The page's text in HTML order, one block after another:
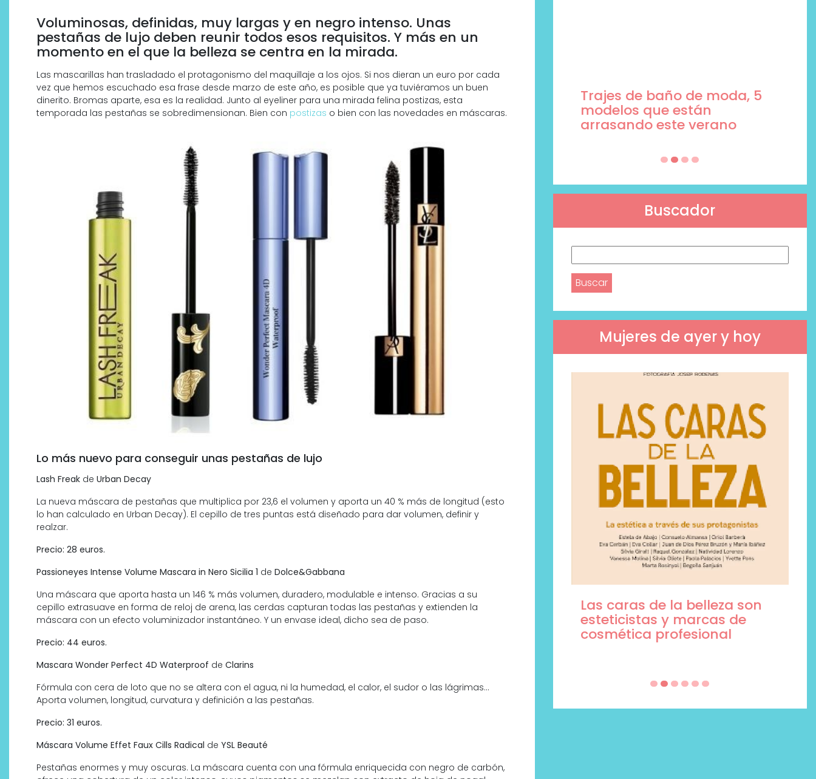
Voluminosas, definidas, muy largas y en negro intenso. Unas
pestañas de lujo deben reunir todos esos requisitos. Y más en un
momento en el que la belleza se centra en la mirada.
Las mascarillas han trasladado el protagonismo del maquillaje a los ojos. Si nos dieran un euro por cada
vez que hemos escuchado esa frase desde marzo de este año, es posible que ya tuviéramos un buen
dinerito. Bromas aparte, esa es la realidad. Junto al eyeliner para una mirada felina postizas, esta
temporada las pestañas se sobredimensionan. Bien con postizas o bien con las novedades en máscaras.
Lo más nuevo para conseguir unas pestañas de lujo
Lash Freak de Urban Decay
La nueva máscara de pestañas que multiplica por 23,6 el volumen y aporta un 40 % más de longitud (esto
lo han calculado en Urban Decay). El cepillo de tres puntas está diseñado para dar volumen, definir y
realzar.
Precio: 28 euros.
Passioneyes Intense Volume Mascara in Nero Sicilia 1 de Dolce&Gabbana
Una máscara que aporta hasta un 146 % más volumen, duradero, modulable e intenso. Gracias a su
cepillo extrasuave en forma de reloj de arena, las cerdas capturan todas las pestañas y extienden la
máscara con un efecto voluminizador instantáneo. Y un envase ideal, dicho sea de paso.
Precio: 44 euros.
Mascara Wonder Perfect 4D Waterproof de Clarins
Fórmula con cera de loto que no se altera con el agua, ni la humedad, el calor, el sudor o las lágrimas…
Aporta volumen, longitud, curvatura y definición a las pestañas.
Precio: 31 euros.
Máscara Volume Effet Faux Cills Radical de YSL Beauté
Pestañas enormes y muy oscuras. La máscara cuenta con una fórmula enriquecida con negro de carbón,
Descubre cómo la cosmética
profesional va desde las
cabinas a tu rutina diaria
Por qué los bálsamos de CBD
tópico se han convertido en
Trajes de baño de moda, 5
modelos que están
arrasando este verano
Buscador
Mujeres de ayer y hoy
¿Qué revelan las zapatillas
de Alexia Putellas para Nike
objeto-artista?
Labeau Organic continúa
apostando por la cosmética
Las caras de la belleza son
esteticistas y marcas de
cosmética profesional